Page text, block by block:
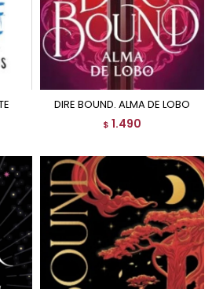
DIRE BOUND. ALMA DE LOBO
$ 1.490